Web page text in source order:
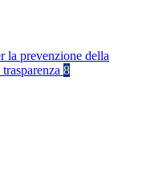
la prevenzione della
8